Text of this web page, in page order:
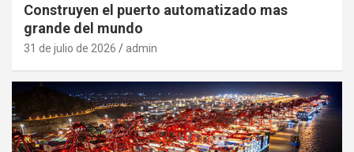
Construyen el puerto automatizado mas
grande del mundo
31 de julio de 2026 admin